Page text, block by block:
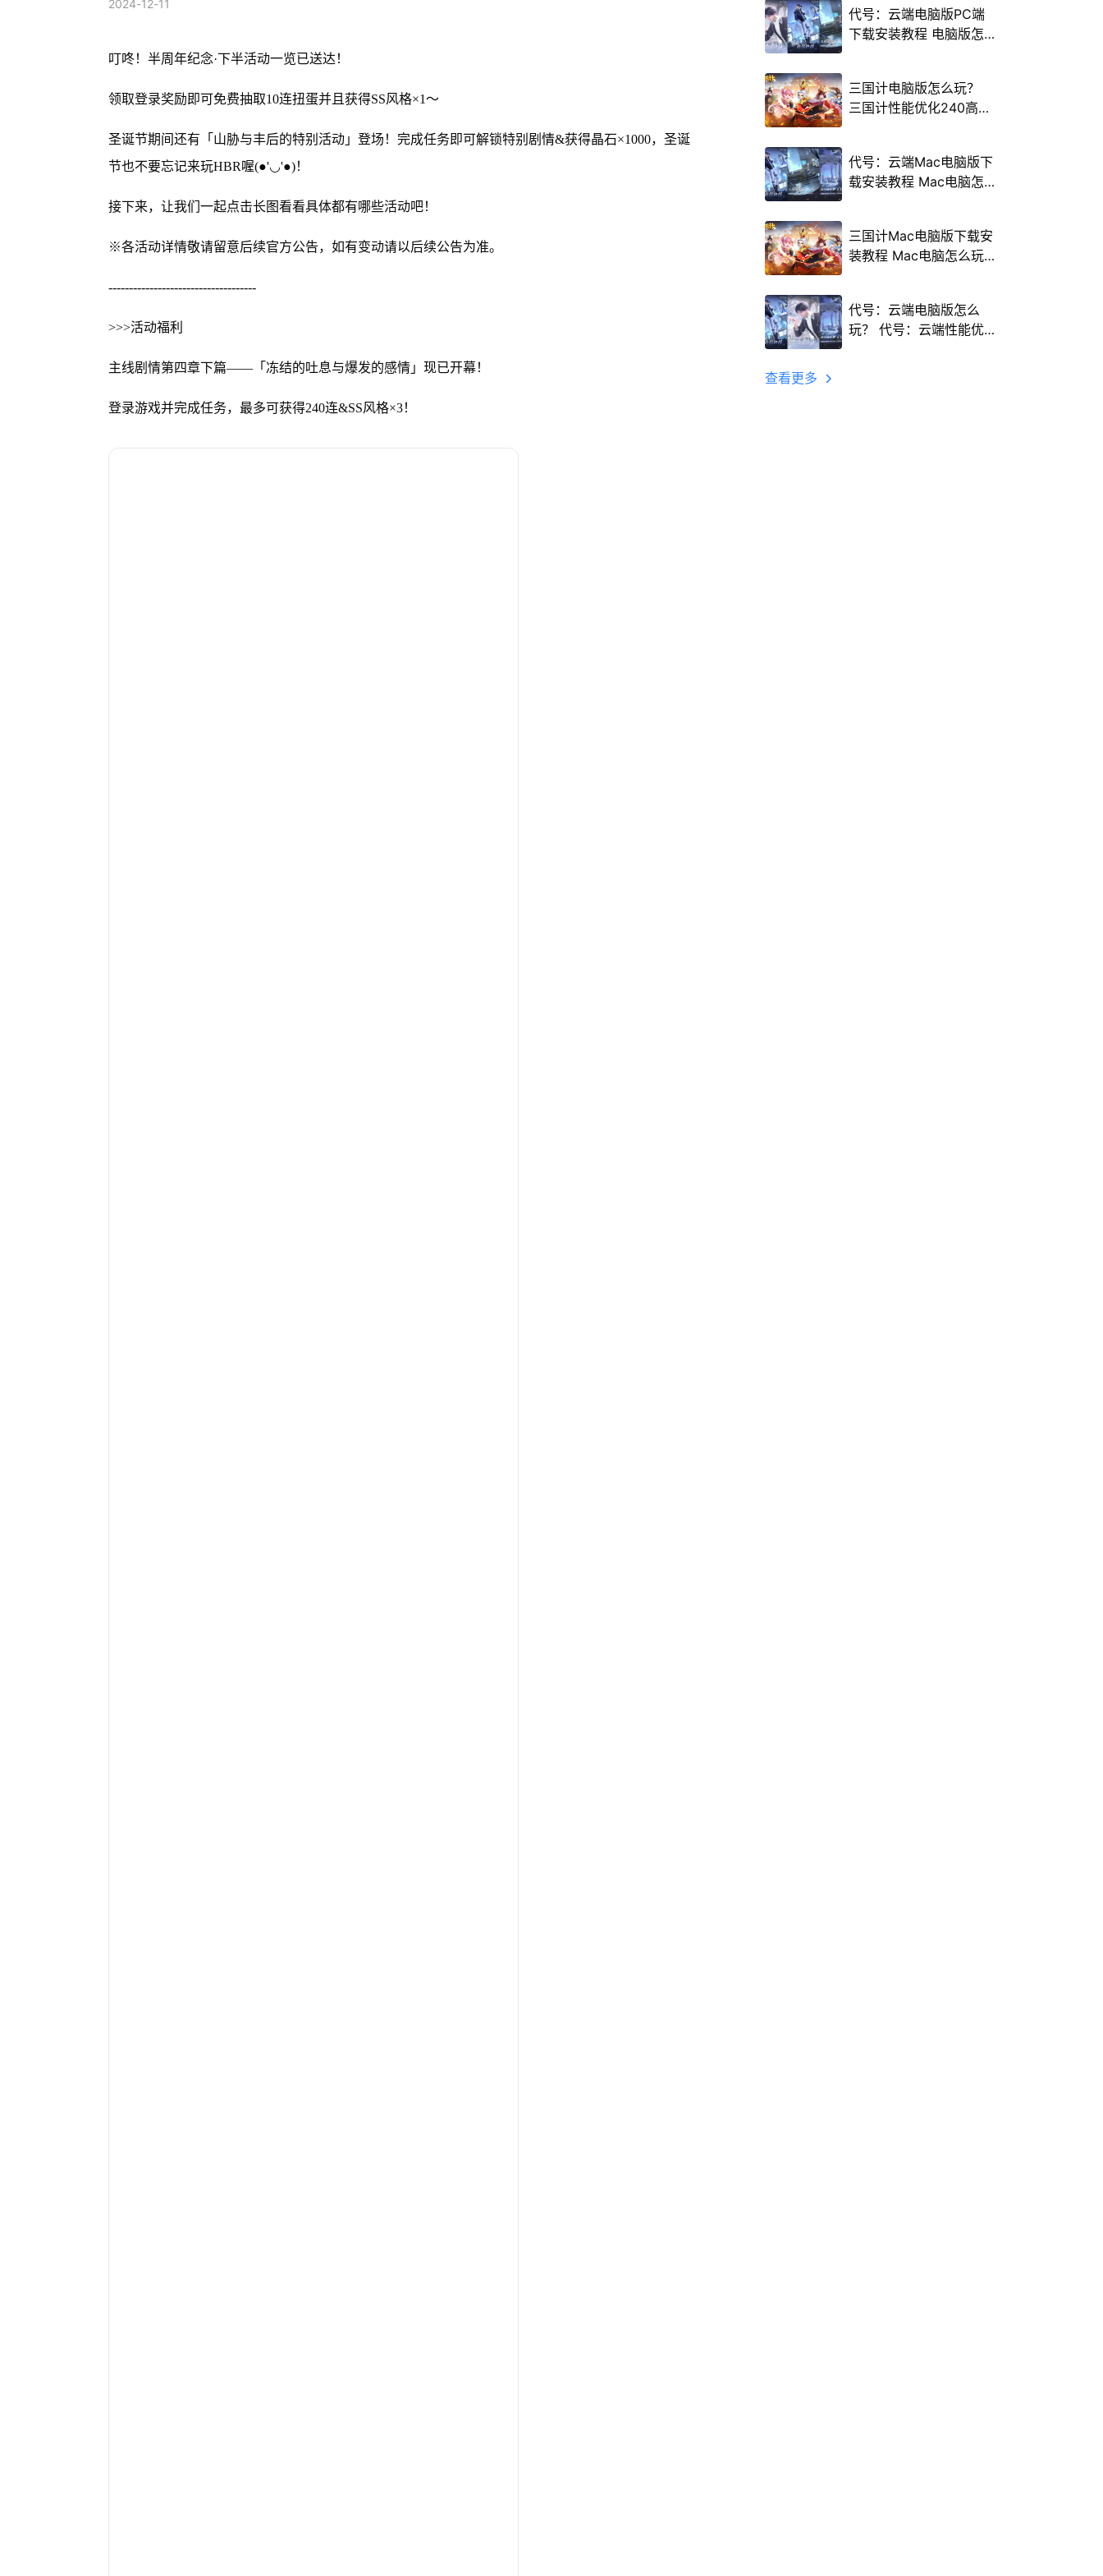
2024-12-11
叮咚！半周年纪念·下半活动一览已送达！
领取登录奖励即可免费抽取10连扭蛋并且获得SS风格×1～
圣诞节期间还有「山胁与丰后的特别活动」登场！完成任务即可解锁特别剧情&获得晶石×1000，圣诞
节也不要忘记来玩HBR喔(●'◡'●)！
接下来，让我们一起点击长图看看具体都有哪些活动吧！
※各活动详情敬请留意后续官方公告，如有变动请以后续公告为准。
------------------------------------
>>>活动福利
主线剧情第四章下篇——「冻结的吐息与爆发的感情」现已开幕！
登录游戏并完成任务，最多可获得240连&SS风格×3！
代号：云端电脑版PC端
下载安装教程 电脑版怎
三国计电脑版怎么玩？
三国计性能优化240高帧
代号：云端Mac电脑版下
载安装教程 Mac电脑怎
三国计Mac电脑版下载安
装教程 Mac电脑怎么玩
代号：云端电脑版怎么
玩？ 代号：云端性能优
查看更多